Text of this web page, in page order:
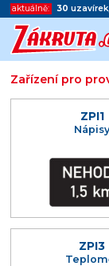
aktuálně: 30 uzavírek,
Zařízení pro
ZPI1
ZPI3